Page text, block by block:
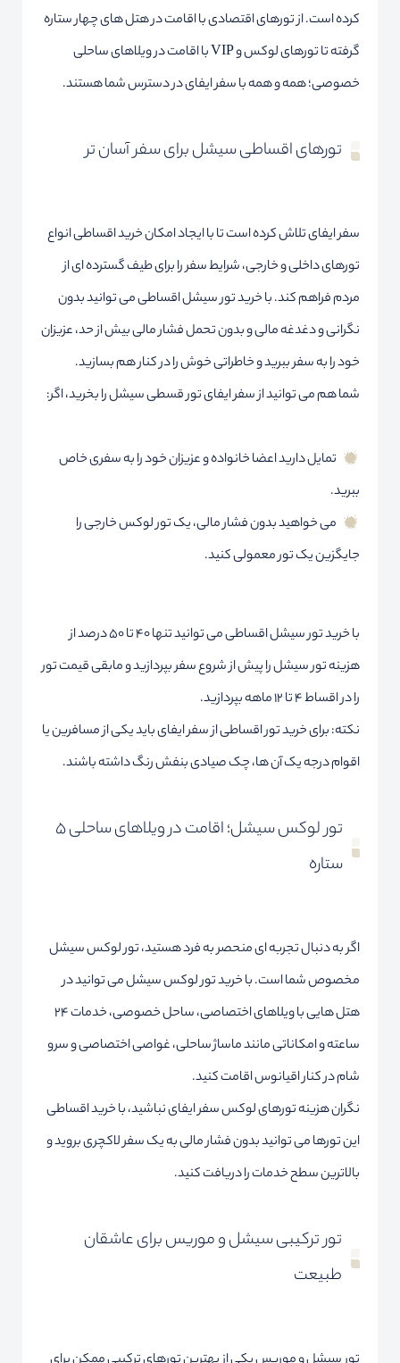
کرده است. از تورهای اقتصادی با اقامت در هتل های چهار ستاره
گرفته تا تورهای لوکس و VIP با اقامت در ویلاهای ساحلی
خصوصی؛ همه و همه با سفر ایفای در دسترس شما هستند.
تورهای اقساطی سیشل برای سفر آسان تر
سفر ایفای تلاش کرده است تا با ایجاد امکان خرید اقساطی انواع
تورهای داخلی و خارجی، شرایط سفر را برای طیف گسترده ای از
مردم فراهم کند. با خرید تور سیشل اقساطی می توانید بدون
نگرانی و دغدغه مالی و بدون تحمل فشار مالی بیش از حد، عزیزان
خود را به سفر ببرید و خاطراتی خوش را در کنار هم بسازید.
شما هم می توانید از سفر ایفای تور قسطی سیشل را بخرید، اگر:
تمایل دارید اعضا خانواده و عزیزان خود را به سفری خاص
ببرید.
می خواهید بدون فشار مالی، یک تور لوکس خارجی را
جایگزین یک تور معمولی کنید.
با خرید تور سیشل اقساطی می توانید تنها 40 تا 50 درصد از
هزینه تور سیشل را پیش از شروع سفر بپردازید و مابقی قیمت تور
را در اقساط 4 تا 12 ماهه بپردازید.
نکته: برای خرید تور اقساطی از سفر ایفای باید یکی از مسافرین یا
اقوام درجه یک آن ها، چک صیادی بنفش رنگ داشته باشند.
تور لوکس سیشل؛ اقامت در ویلاهای ساحلی ۵
ستاره
اگر به دنبال تجربه ای منحصر به فرد هستید، تور لوکس سیشل
مخصوص شما است. با خرید تور لوکس سیشل می توانید در
هتل هایی با ویلاهای اختصاصی، ساحل خصوصی، خدمات ۲۴
ساعته و امکاناتی مانند ماساژ ساحلی، غواصی اختصاصی و سرو
شام در کنار اقیانوس اقامت کنید.
نگران هزینه تورهای لوکس سفر ایفای نباشید، با خرید اقساطی
این تورها می توانید بدون فشار مالی به یک سفر لاکچری بروید و
بالاترین سطح خدمات را دریافت کنید.
تور ترکیبی سیشل و موریس برای عاشقان
طبیعت